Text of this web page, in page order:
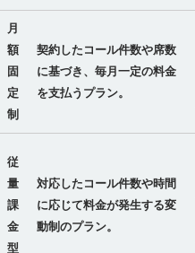
月
額
固
定
制
契約したコール件数や席数
に基づき、毎月一定の料金
を支払うプラン。
従
量
課
金
型
対応したコール件数や時間
に応じて料金が発生する変
動制のプラン。